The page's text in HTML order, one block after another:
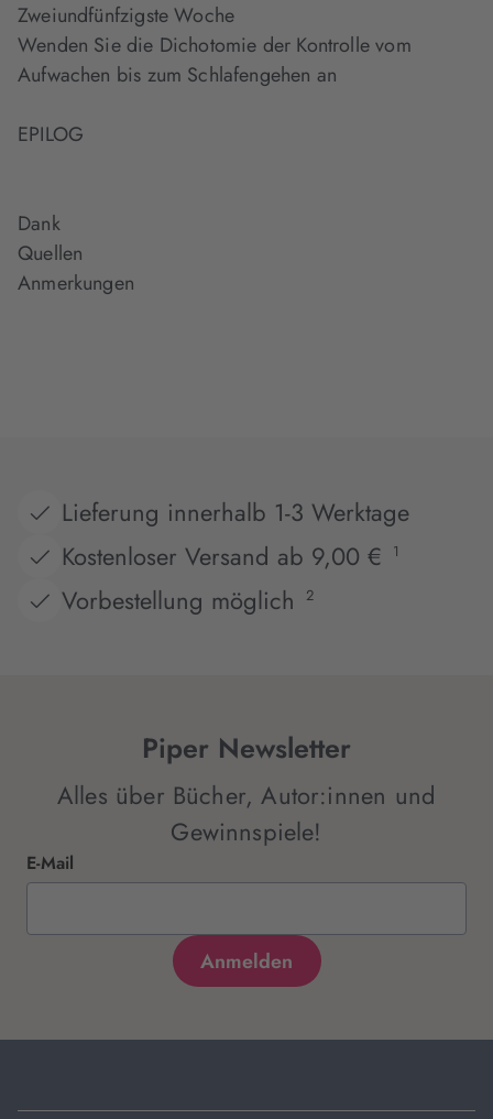
Zweiundfünfzigste Woche
Wenden Sie die Dichotomie der Kontrolle vom
Aufwachen bis zum Schlafengehen an
EPILOG
Dank
Quellen
Anmerkungen
Lieferung innerhalb 1-3 Werktage
Kostenloser Versand ab 9,00 €
1
Vorbestellung möglich 2
Piper Newsletter
Alles über Bücher, Autor:innen und
Gewinnspiele!
E-Mail